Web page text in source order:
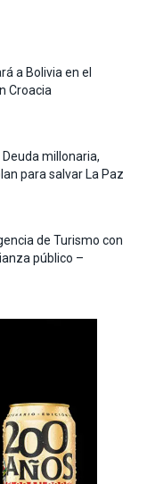
a Bolivia en el
Croacia
millonaria,
para salvar La Paz
de Turismo con
público –